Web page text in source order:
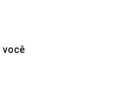
você